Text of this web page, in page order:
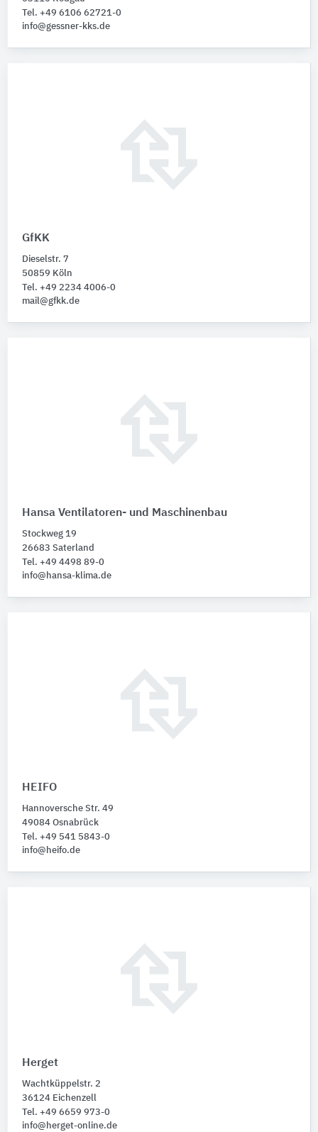
Tel. +49 6106 62721-0
info@gessner-kks.de
GfKK
Dieselstr. 7
50859 Köln
Tel. +49 2234 4006-0
mail@gfkk.de
Hansa Ventilatoren- und Maschinenbau
Stockweg 19
26683 Saterland
Tel. +49 4498 89-0
info@hansa-klima.de
HEIFO
Hannoversche Str. 49
49084 Osnabrück
Tel. +49 541 5843-0
info@heifo.de
Herget
Wachtküppelstr. 2
36124 Eichenzell
Tel. +49 6659 973-0
info@herget-online.de